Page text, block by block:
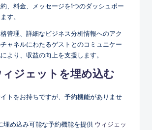
、料金、メッセージを1つのダッシュボー
す。
管理、詳細なビジネス分析情報へのアク
ャネルにわたるゲストとのコミュニケー
より、収益の向上を支援します。
ジェットを埋め込む
トをお持ちですが、予約機能がありませ
め込み可能な予約機能を提供 ウィジェッ